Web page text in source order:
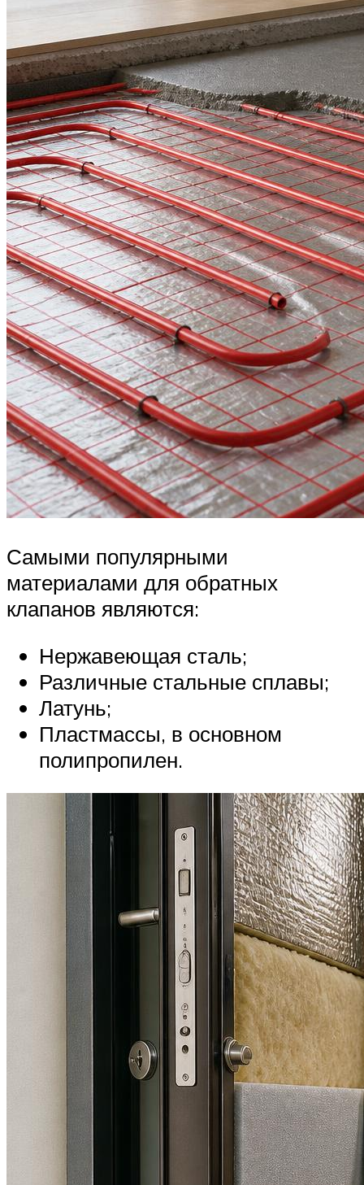
Самыми популярными
материалами для обратных
клапанов являются:
Нержавеющая сталь;
Различные стальные сплавы;
Латунь;
Пластмассы, в основном
полипропилен.